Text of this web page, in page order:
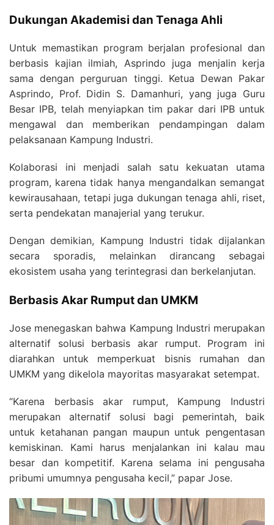
Dukungan Akademisi dan Tenaga Ahli
Untuk memastikan program berjalan profesional dan
berbasis kajian ilmiah, Asprindo juga menjalin kerja
sama dengan perguruan tinggi. Ketua Dewan Pakar
Asprindo, Prof. Didin S. Damanhuri, yang juga Guru
Besar IPB, telah menyiapkan tim pakar dari IPB untuk
mengawal dan memberikan pendampingan dalam
pelaksanaan Kampung Industri.
Kolaborasi ini menjadi salah satu kekuatan utama
program, karena tidak hanya mengandalkan semangat
kewirausahaan, tetapi juga dukungan tenaga ahli, riset,
serta pendekatan manajerial yang terukur.
Dengan demikian, Kampung Industri tidak dijalankan
secara sporadis, melainkan dirancang sebagai
ekosistem usaha yang terintegrasi dan berkelanjutan.
Berbasis Akar Rumput dan UMKM
Jose menegaskan bahwa Kampung Industri merupakan
alternatif solusi berbasis akar rumput. Program ini
diarahkan untuk memperkuat bisnis rumahan dan
UMKM yang dikelola mayoritas masyarakat setempat.
“Karena berbasis akar rumput, Kampung Industri
merupakan alternatif solusi bagi pemerintah, baik
untuk ketahanan pangan maupun untuk pengentasan
kemiskinan. Kami harus menjalankan ini kalau mau
besar dan kompetitif. Karena selama ini pengusaha
pribumi umumnya pengusaha kecil,” papar Jose.